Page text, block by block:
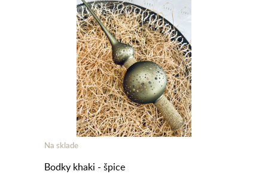
Na sklade
Bodky khaki - špice